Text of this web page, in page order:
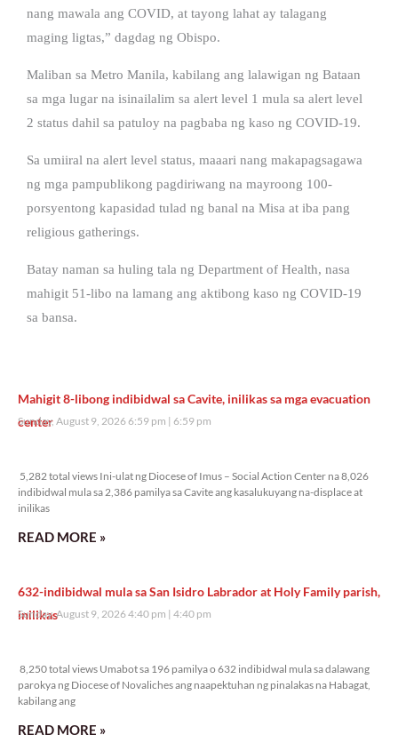
nang mawala ang COVID, at tayong lahat ay talagang
maging ligtas,” dagdag ng Obispo.
Maliban sa Metro Manila, kabilang ang lalawigan ng Bataan
sa mga lugar na isinailalim sa alert level 1 mula sa alert level
2 status dahil sa patuloy na pagbaba ng kaso ng COVID-19.
Sa umiiral na alert level status, maaari nang makapagsagawa
ng mga pampublikong pagdiriwang na mayroong 100-
porsyentong kapasidad tulad ng banal na Misa at iba pang
religious gatherings.
Batay naman sa huling tala ng Department of Health, nasa
mahigit 51-libo na lamang ang aktibong kaso ng COVID-19
sa bansa.
Mahigit 8-libong indibidwal sa Cavite, inilikas sa mga evacuation
center
Sunday, August 9, 2026 6:59 pm 6:59 pm
5,282 total views Ini-ulat ng Diocese of Imus – Social Action Center na 8,026
indibidwal mula sa 2,386 pamilya sa Cavite ang kasalukuyang na-displace at
inilikas
READ MORE »
632-indibidwal mula sa San Isidro Labrador at Holy Family parish,
inilikas
Sunday, August 9, 2026 4:40 pm 4:40 pm
8,250 total views Umabot sa 196 pamilya o 632 indibidwal mula sa dalawang
parokya ng Diocese of Novaliches ang naapektuhan ng pinalakas na Habagat,
kabilang ang
READ MORE »